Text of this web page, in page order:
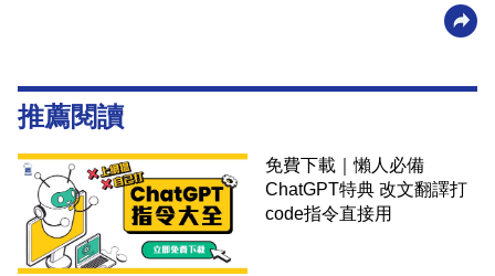
推薦閱讀
免費下載｜懶人必備
ChatGPT特典 改文翻譯打
code指令直接用